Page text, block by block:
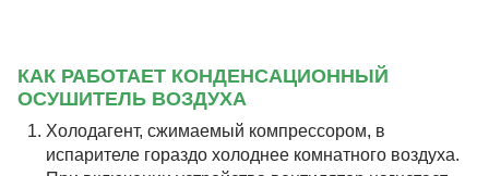
КАК РАБОТАЕТ КОНДЕНСАЦИОННЫЙ
ОСУШИТЕЛЬ ВОЗДУХА
Холодагент, сжимаемый компрессором, в
испарителе гораздо холоднее комнатного воздуха.